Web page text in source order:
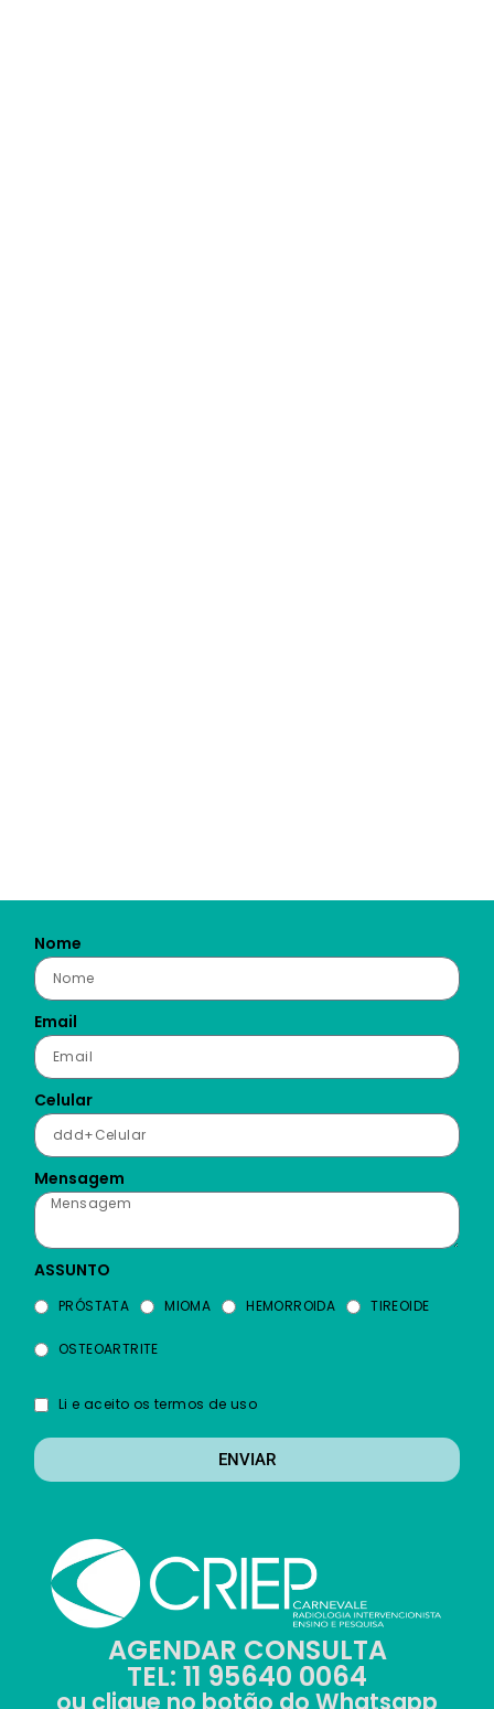
Nome
Email
Celular
Mensagem
ASSUNTO
PRÓSTATA MIOMA HEMORROIDA TIREOIDE
OSTEOARTRITE
Li e aceito os termos de uso
ENVIAR
AGENDAR CONSULTA
TEL: 11 95640 0064
ou clique no botão do Whatsapp